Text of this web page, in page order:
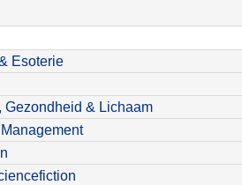
Esoterie
Gezondheid & Lichaam